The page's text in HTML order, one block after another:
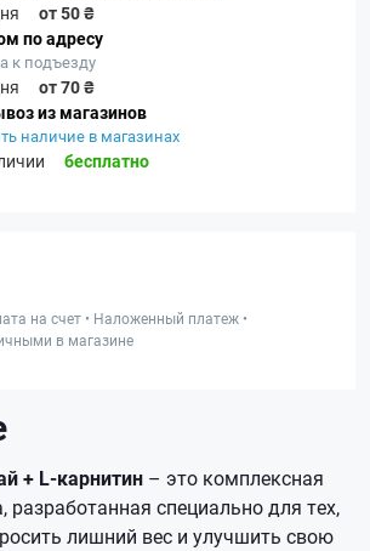
от 50 ₴
по адресу
к подъезду
от 70 ₴
из магазинов
наличие в магазинах
бесплатно
на счет • Наложенный платеж •
в магазине
+ L-карнитин – это комплексная
разработанная специально для тех,
лишний вес и улучшить свою